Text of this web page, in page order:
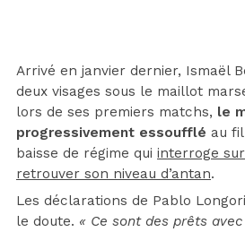
Arrivé en janvier dernier, Ismaël
deux visages sous le maillot
lors de ses premiers matchs, le
progressivement essoufflé au
baisse de régime qui interroge
retrouver son niveau d’antan.
Les déclarations de Pablo
le doute. « Ce sont des prêts